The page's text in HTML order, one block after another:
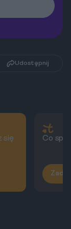
Udostępnij
się
Co